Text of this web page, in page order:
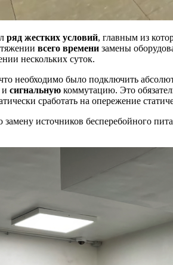
ряд жестких условий, главным из
всего времени замены
нескольких суток.
необходимо было подключить
и сигнальную коммутацию. Это
сработать на опережение
замену источников бесперебойного